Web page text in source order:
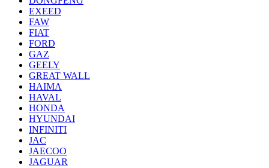
EXEED
FAW
FIAT
FORD
GAZ
GEELY
GREAT WALL
HAIMA
HAVAL
HONDA
HYUNDAI
INFINITI
JAC
JAECOO
JAGUAR